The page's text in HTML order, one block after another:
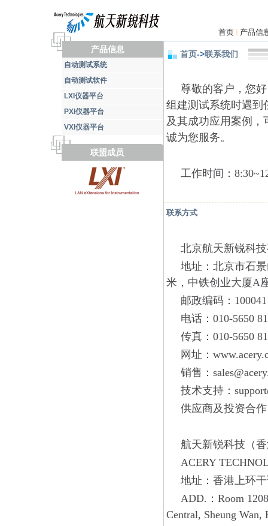
首页 | 产品信
产品信息
自动测试系统
自动测试软件
LXI仪器平台
PXI仪器平台
VXI仪器平台
联盟成员
首页->联系我们
尊敬的客户，您
组建测试系统时遇到
及其成功应用案例，
诚为您服务。
工作时间：
联系方式
北京航天新锐科
地址：北京市石
米，中铁创业大厦A
邮政编码：100041
电话：010-5650
传真：010-5650
网址：
销售：
技术支持：
供应商及投资合作
航天新锐科技（
ACERY
地址：香港上环
ADD.：Room
Central, Sheung